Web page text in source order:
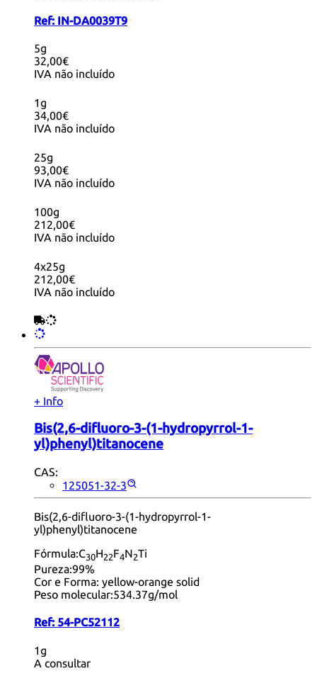
Ref: IN-DA0039T9
5g
32,00€
IVA não incluído
1g
34,00€
IVA não incluído
25g
93,00€
IVA não incluído
100g
212,00€
IVA não incluído
4x25g
212,00€
IVA não incluído
+ Info
Bis(2,6-difluoro-3-(1-hydropyrrol-1-
yl)phenyl)titanocene
CAS:
125051-32-3
Bis(2,6-difluoro-3-(1-hydropyrrol-1-
yl)phenyl)titanocene
Fórmula:C30H22F4N2Ti
Pureza:99%
Cor e Forma: yellow-orange solid
Peso molecular:534.37g/mol
Ref: 54-PC52112
1g
A consultar